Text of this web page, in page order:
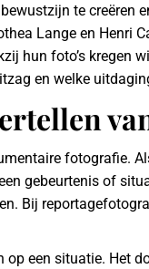
te creëren
Lange en Henri
hun foto’s kregen
en welke
fotografie.
gebeurtenis of
Bij
een situatie. Het